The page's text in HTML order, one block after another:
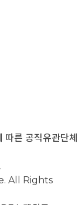
른 공직유관단체
All Rights